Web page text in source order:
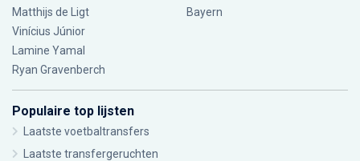
Matthijs de Ligt
Vinícius Júnior
Lamine Yamal
Ryan Gravenberch
Bayern
Populaire top lijsten
Laatste voetbaltransfers
Laatste transfergeruchten